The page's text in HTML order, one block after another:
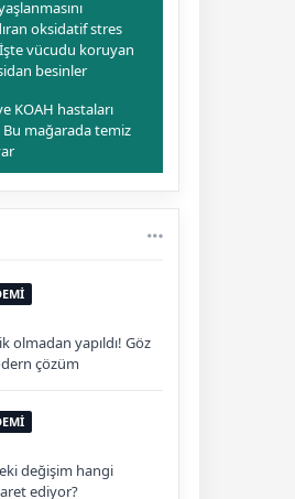
oksidatif stres
vücudu koruyan
besinler
KOAH hastaları
mağarada temiz
olmadan yapıldı! Göz
çözüm
değişim hangi
ediyor?